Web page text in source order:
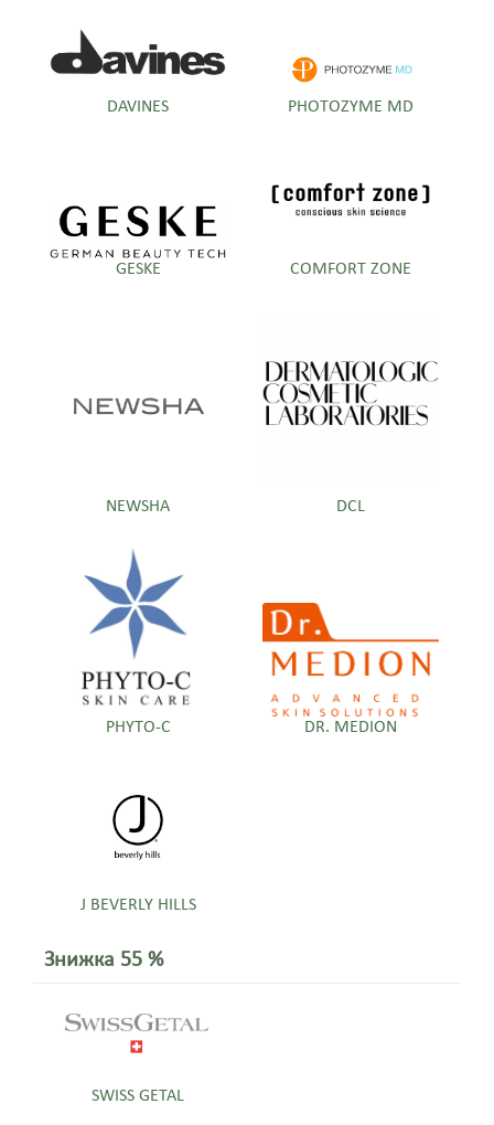
DAVINES PHOTOZYME MD
GESKE COMFORT ZONE
NEWSHA DCL
PHYTO-C DR. MEDION
J BEVERLY HILLS
Знижка 55 %
SWISS GETAL